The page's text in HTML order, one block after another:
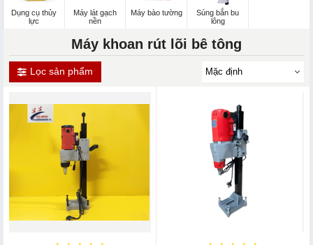
Dụng cụ thủy
lực
Máy lát gạch
nền
Máy bào tường
Súng bắn bu
lông
Máy khoan rút lõi bê tông
Lọc sản phẩm